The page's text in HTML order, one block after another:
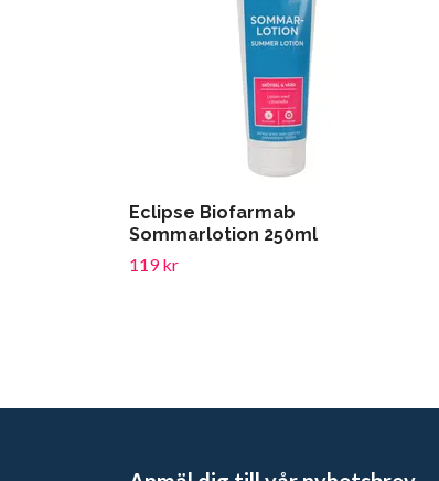
Eclipse Biofarmab
Sommarlotion 250ml
119 kr